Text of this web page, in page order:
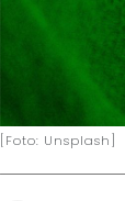
[Foto: Unsplash]